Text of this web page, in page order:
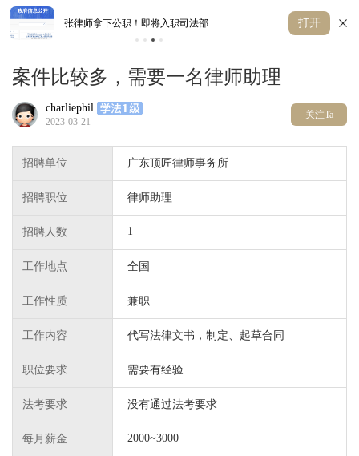
张律师拿下公职！即将入职司法部 重
打开
案件比较多，需要一名律师助理
charliephil
2023-03-21
关注Ta
招聘单位 广东顶匠律师事务所
招聘职位 律师助理
招聘人数 1
工作地点 全国
工作性质 兼职
工作内容 代写法律文书，制定、起草合同
职位要求 需要有经验
法考要求 没有通过法考要求
每月薪金 2000~3000